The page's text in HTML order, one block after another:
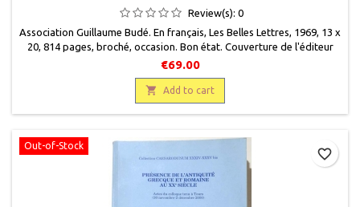
Review(s): 0
Association Guillaume Budé. En français, Les Belles Lettres, 1969, 13 x
20, 814 pages, broché, occasion. Bon état. Couverture de l'éditeur
légèrement défraîchie.
€69.00
 Add to cart
Out-of-Stock
favorite_border